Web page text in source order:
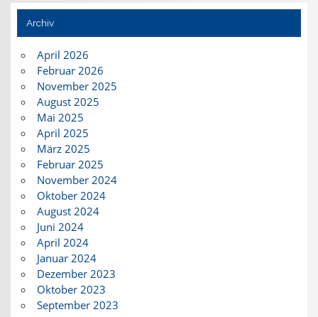
Archiv
April 2026
Februar 2026
November 2025
August 2025
Mai 2025
April 2025
März 2025
Februar 2025
November 2024
Oktober 2024
August 2024
Juni 2024
April 2024
Januar 2024
Dezember 2023
Oktober 2023
September 2023